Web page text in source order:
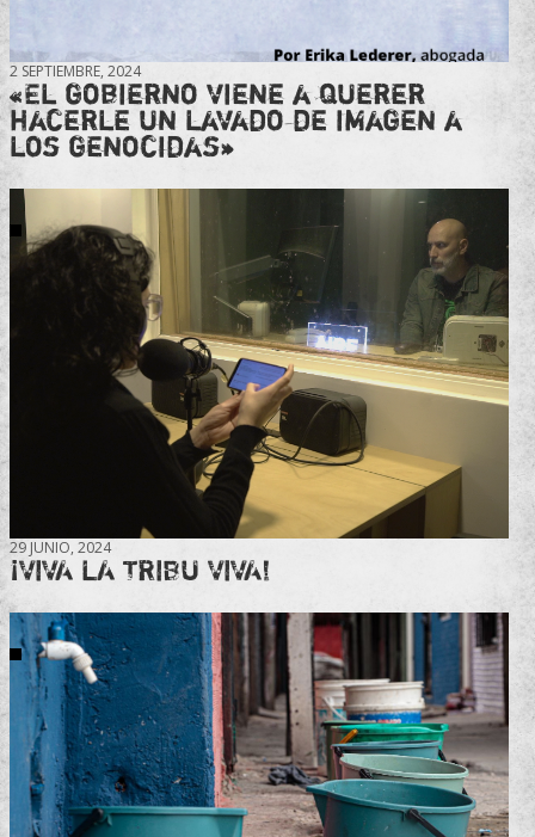
2 SEPTIEMBRE, 2024
«El gobierno viene a querer
hacerle un lavado de imagen a
los genocidas»
29 JUNIO, 2024
¡VIVA LA TRIBU VIVA!